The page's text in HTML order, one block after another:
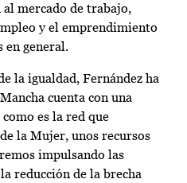
mercado de trabajo,
y el emprendimiento
en general.
la igualdad, Fernández ha
cuenta con una
es la red que
la Mujer, unos recursos
impulsando las
reducción de la brecha